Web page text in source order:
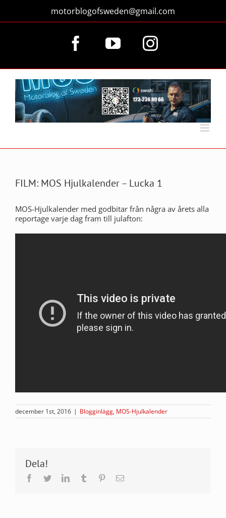
innehållet
motorblogofsweden@gmail.com
FacebookYouTubeInstagram
FILM: MOS Hjulkalender – Lucka 1
MOS-Hjulkalender med godbitar från några av årets alla
reportage varje dag fram till julafton:
december 1st, 2016 | Blogginlägg, MOS-Hjulkalender
Dela!
Facebook
TwitterLinkedInTumblr Pinterest
E-